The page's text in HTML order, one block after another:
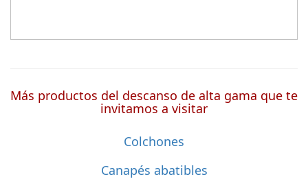
Más productos del descanso de alta gama que te
invitamos a visitar
Colchones
Canapés abatibles